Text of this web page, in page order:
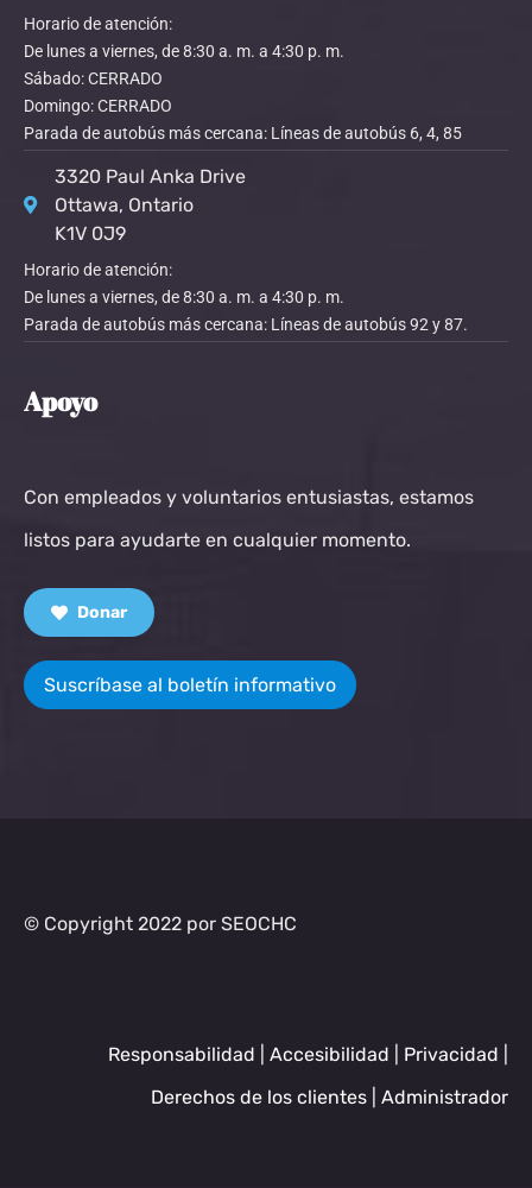
Horario de atención:
De lunes a viernes, de 8:30 a. m. a 4:30 p. m.
Sábado: CERRADO
Domingo: CERRADO
Parada de autobús más cercana: Líneas de autobús 6, 4, 85
3320 Paul Anka Drive
Ottawa, Ontario
K1V 0J9
Horario de atención:
De lunes a viernes, de 8:30 a. m. a 4:30 p. m.
Parada de autobús más cercana: Líneas de autobús 92 y 87.
Apoyo
Con empleados y voluntarios entusiastas, estamos
listos para ayudarte en cualquier momento.
Donar
Suscríbase al boletín informativo
© Copyright 2022 por SEOCHC
Responsabilidad Accesibilidad Privacidad
Derechos de los clientes
Administrador